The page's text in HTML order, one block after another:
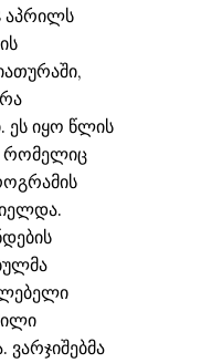
აპრილს
ეს იყო წლის
რომელიც
ვარჯიშებმა